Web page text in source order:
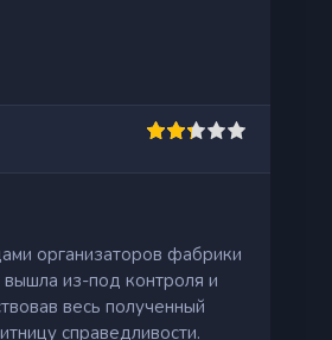
организаторов фабрики
из-под контроля и
весь полученный
справедливости.